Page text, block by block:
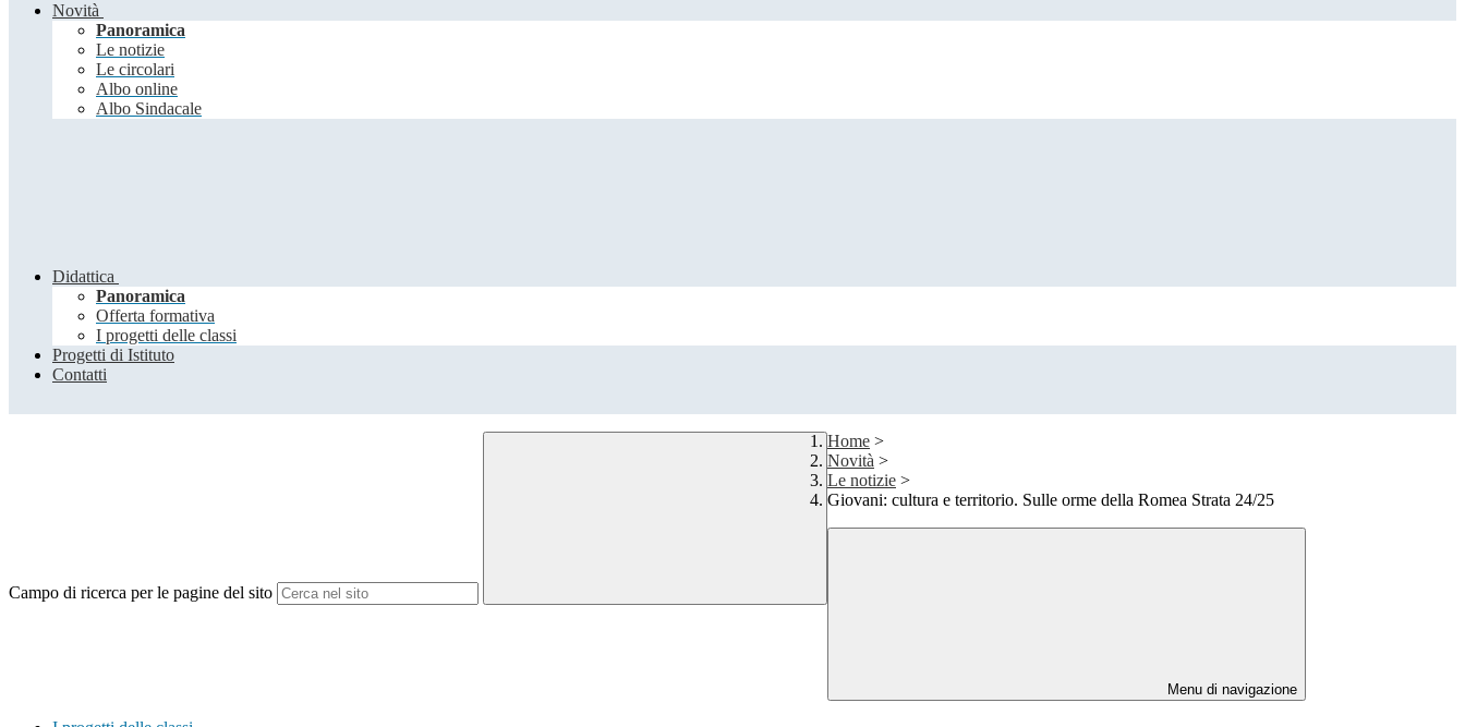
Novità
Panoramica
Le notizie
Le circolari
Albo online
Albo Sindacale
Didattica
Panoramica
Offerta formativa
I progetti delle classi
Progetti di Istituto
Contatti
Campo di ricerca per le pagine del sito
Home >
Novità >
Le notizie >
Giovani: cultura e territorio. Sulle orme della Romea Strata 24/25
Menu di navigazione